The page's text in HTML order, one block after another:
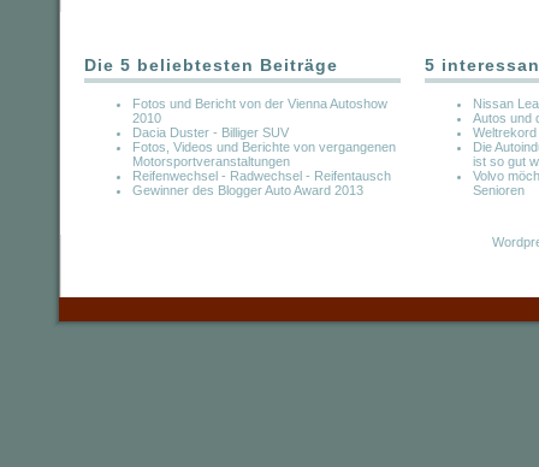
Die 5 beliebtesten Beiträge
Fotos und Bericht von der Vienna Autoshow
2010
Dacia Duster - Billiger SUV
Fotos, Videos und Berichte von vergangenen
Motorsportveranstaltungen
Reifenwechsel - Radwechsel - Reifentausch
Gewinner des Blogger Auto Award 2013
5
Nissan
Autos und
Die
ist so gut
Volvo
Senioren